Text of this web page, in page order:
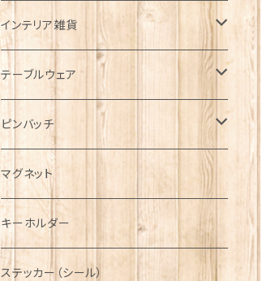
帽子
キャップ
ハンチング帽
キャスケット
ディアストーカー
ニット帽
Tシャツ
マフラー
タータン【Bronte by Moon】
タータン【Glencroft】
ボタンラップマフラー【Aran Traditions】
サッシュ
スカーフ
ファッションマスク
ORTAK
ブローチ
ペンダント
チャーム
その他のアクセサリー
インテリア雑貨
インテリア置物
ラブスプーン
ラブスプーン【SION LLEWELLYN】
ラブスプーン【PAUL CURTIS】
ファブリック
テーブルウェア
ティータオル
ペーパーナプキン
ティーコジー
その他テーブルウェア
ピンバッチ
ジェネラルデザイン
乗り物
動物＆植物
ミリタリー
NAVY
ピューター
マグネット
キーホルダー
ステッカー（シール）